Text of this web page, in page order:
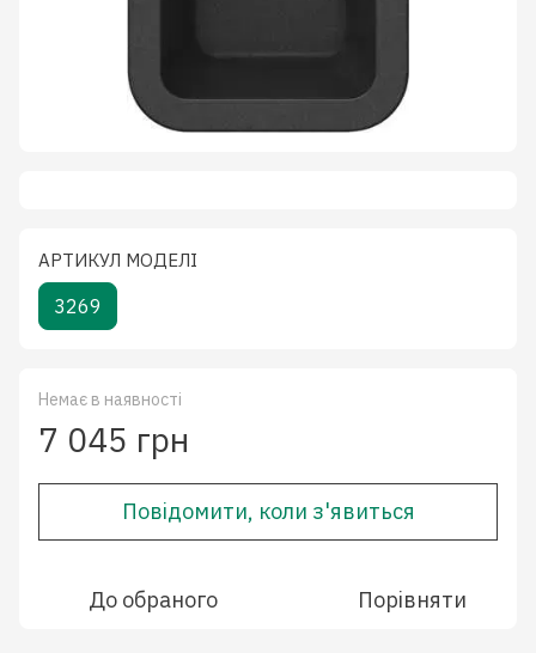
АРТИКУЛ МОДЕЛІ
3269
Немає в наявності
7 045 грн
Повідомити, коли з'явиться
До обраного Порівняти